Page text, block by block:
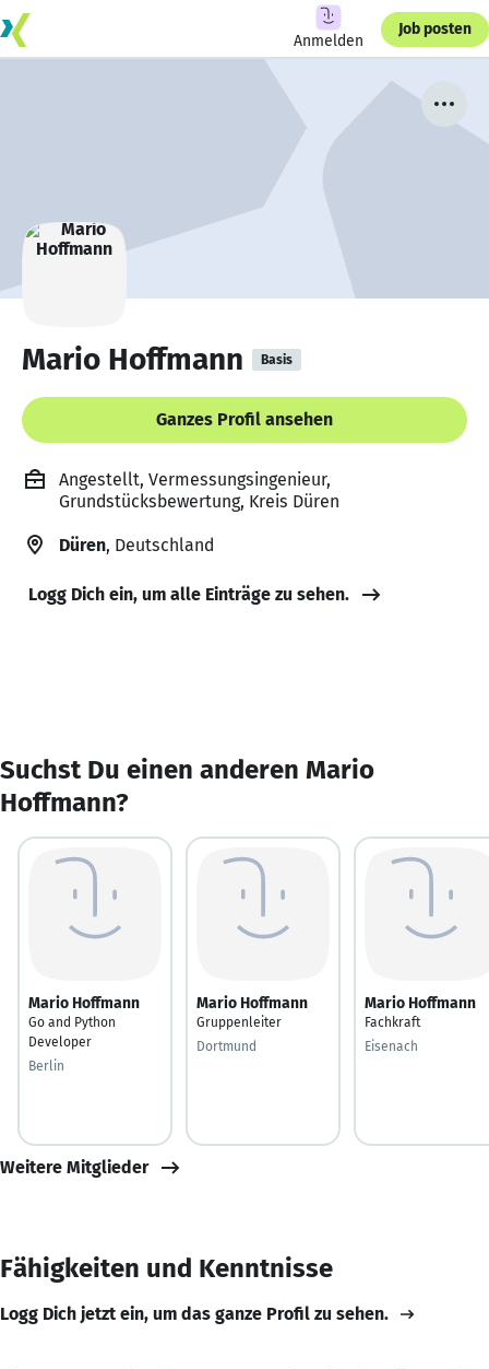
Anmelden
Job posten
Mario Hoffmann Basis
Ganzes Profil ansehen
Angestellt, Vermessungsingenieur,
Grundstücksbewertung, Kreis Düren
Düren, Deutschland
Logg Dich ein, um alle Einträge zu sehen.
Suchst Du einen anderen Mario
Hoffmann?
Mario Hoffmann
Go and Python
Developer
Berlin
Mario Hoffmann
Gruppenleiter
Dortmund
Mario Hoffmann
Fachkraft
Eisenach
Weitere Mitglieder
Fähigkeiten und Kenntnisse
Logg Dich jetzt ein, um das ganze Profil zu sehen.